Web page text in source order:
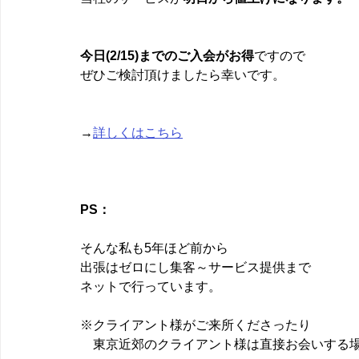
今日(2/15)までのご入会がお得ですので
ぜひご検討頂けましたら幸いです。
→詳しくはこちら
PS：
そんな私も5年ほど前から
出張はゼロにし集客～サービス提供まで
ネットで行っています。
※クライアント様がご来所くださったり
東京近郊のクライアント様は直接お会いする